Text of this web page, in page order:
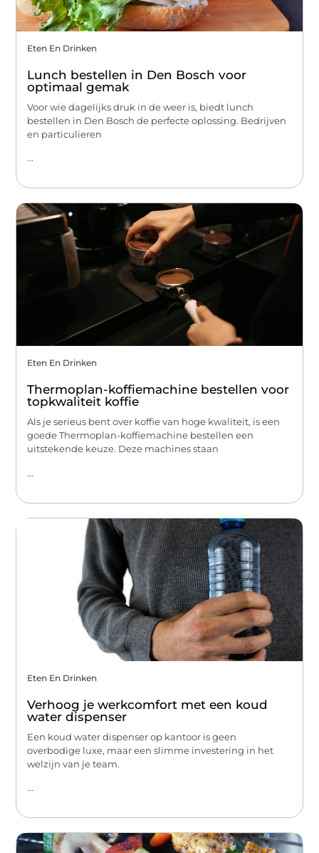
Eten En Drinken
Lunch bestellen in Den Bosch voor
optimaal gemak
Voor wie dagelijks druk in de weer is, biedt lunch
bestellen in Den Bosch de perfecte oplossing. Bedrijven
en particulieren
...
Eten En Drinken
Thermoplan-koffiemachine bestellen voor
topkwaliteit koffie
Als je serieus bent over koffie van hoge kwaliteit, is een
goede Thermoplan-koffiemachine bestellen een
uitstekende keuze. Deze machines staan
...
Eten En Drinken
Verhoog je werkcomfort met een koud
water dispenser
Een koud water dispenser op kantoor is geen
overbodige luxe, maar een slimme investering in het
welzijn van je team.
...